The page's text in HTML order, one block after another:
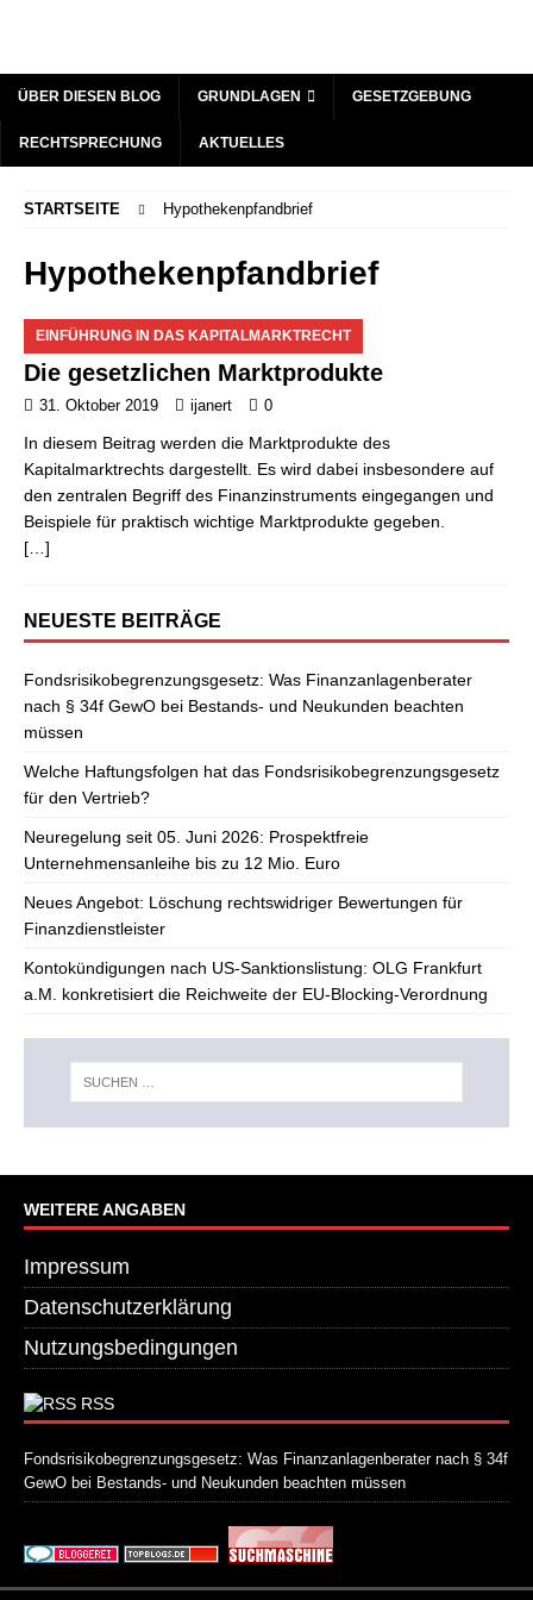
ÜBER DIESEN BLOG GRUNDLAGEN GESETZGEBUNG
RECHTSPRECHUNG AKTUELLES
STARTSEITE Hypothekenpfandbrief
Hypothekenpfandbrief
EINFÜHRUNG IN DAS KAPITALMARKTRECHT
Die gesetzlichen Marktprodukte
31. Oktober 2019 ijanert 0
In diesem Beitrag werden die Marktprodukte des
Kapitalmarktrechts dargestellt. Es wird dabei insbesondere auf
den zentralen Begriff des Finanzinstruments eingegangen und
Beispiele für praktisch wichtige Marktprodukte gegeben.
[…]
NEUESTE BEITRÄGE
Fondsrisikobegrenzungsgesetz: Was Finanzanlagenberater
nach § 34f GewO bei Bestands- und Neukunden beachten
müssen
Welche Haftungsfolgen hat das Fondsrisikobegrenzungsgesetz
für den Vertrieb?
Neuregelung seit 05. Juni 2026: Prospektfreie
Unternehmensanleihe bis zu 12 Mio. Euro
Neues Angebot: Löschung rechtswidriger Bewertungen für
Finanzdienstleister
Kontokündigungen nach US-Sanktionslistung: OLG Frankfurt
a.M. konkretisiert die Reichweite der EU-Blocking-Verordnung
WEITERE ANGABEN
Impressum
Datenschutzerklärung
Nutzungsbedingungen
RSS
Fondsrisikobegrenzungsgesetz: Was Finanzanlagenberater nach § 34f
GewO bei Bestands- und Neukunden beachten müssen